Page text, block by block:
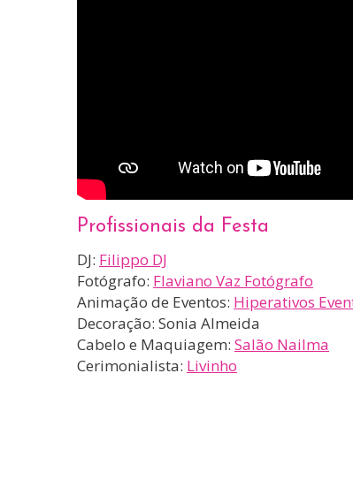
Profissionais da Festa
DJ: Filippo DJ
Fotógrafo: Flaviano Vaz Fotógrafo
Animação de Eventos: Hiperativos
Decoração: Sonia Almeida
Cabelo e Maquiagem: Salão Nailma
Cerimonialista: Livinho